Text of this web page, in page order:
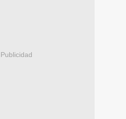
Publicidad